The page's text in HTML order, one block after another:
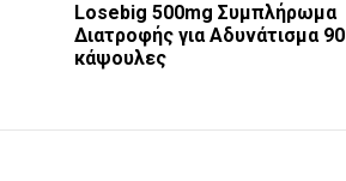
Losebig 500mg Συμπλήρωμα
Διατροφής για Αδυνάτισμα 90
κάψουλες